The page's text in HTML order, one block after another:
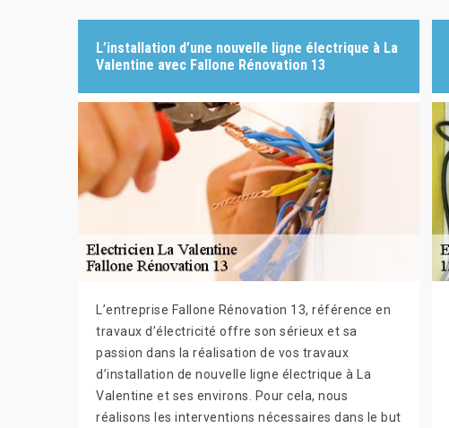
L’installation d’une nouvelle ligne électrique à La
Valentine avec Fallone Rénovation 13
L’entreprise Fallone Rénovation 13, référence en
travaux d’électricité offre son sérieux et sa
passion dans la réalisation de vos travaux
d’installation de nouvelle ligne électrique à La
Valentine et ses environs. Pour cela, nous
réalisons les interventions nécessaires dans le but